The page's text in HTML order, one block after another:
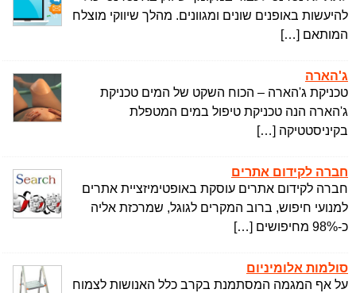
להיעשות באופנים שונים ומגוונים. מהלך שיווקי מוצלח
המותאם […]
ג'הארה
טכניקת ג'הארה – הכוח השקט של המים טכניקת
ג'הארה הנה טכניקת טיפול במים המטפלת
בקיניסטטיקה […]
חברה לקידום אתרים
חברה לקידום אתרים עוסקת באופטימיזציית אתרים
למנועי חיפוש, ברוב המקרים לגוגל, שמרכזת אליה
כ-98% מחיפושים […]
סולמות אלומיניום
על אף המגמה המסתמנת בקרב כלל האנושות לצמוח